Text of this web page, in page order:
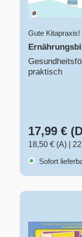
Gute Kitapraxis!
praktisch
17,99 €
18,50 € (A)
Sofort
Interaktive